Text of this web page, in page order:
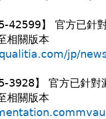
42599】 官方已針
相關版本
jp/
3928】 官方已針對
相關版本